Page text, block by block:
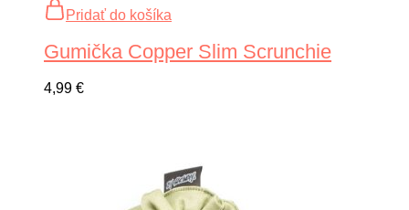
Pridať do košíka
Gumička Copper Slim Scrunchie
4,99 €